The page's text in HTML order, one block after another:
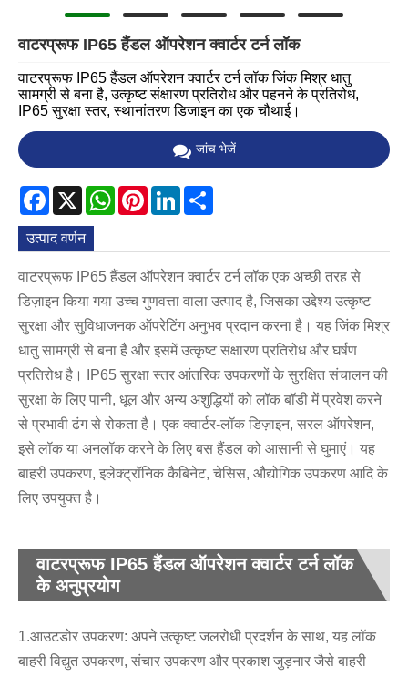
वाटरप्रूफ IP65 हैंडल ऑपरेशन क्वार्टर टर्न लॉक
वाटरप्रूफ IP65 हैंडल ऑपरेशन क्वार्टर टर्न लॉक जिंक मिश्र धातु
सामग्री से बना है, उत्कृष्ट संक्षारण प्रतिरोध और पहनने के प्रतिरोध,
IP65 सुरक्षा स्तर, स्थानांतरण डिजाइन का एक चौथाई।
जांच भेजें
Facebook
X WhatsApp
PinterestLinkedIn
उत्पाद वर्णन
वाटरप्रूफ IP65 हैंडल ऑपरेशन क्वार्टर टर्न लॉक एक अच्छी तरह से
डिज़ाइन किया गया उच्च गुणवत्ता वाला उत्पाद है, जिसका उद्देश्य उत्कृष्ट
सुरक्षा और सुविधाजनक ऑपरेटिंग अनुभव प्रदान करना है। यह जिंक मिश्र
धातु सामग्री से बना है और इसमें उत्कृष्ट संक्षारण प्रतिरोध और घर्षण
प्रतिरोध है। IP65 सुरक्षा स्तर आंतरिक उपकरणों के सुरक्षित संचालन की
सुरक्षा के लिए पानी, धूल और अन्य अशुद्धियों को लॉक बॉडी में प्रवेश करने
से प्रभावी ढंग से रोकता है। एक क्वार्टर-लॉक डिज़ाइन, सरल ऑपरेशन,
इसे लॉक या अनलॉक करने के लिए बस हैंडल को आसानी से घुमाएं। यह
बाहरी उपकरण, इलेक्ट्रॉनिक कैबिनेट, चेसिस, औद्योगिक उपकरण आदि के
लिए उपयुक्त है।
वाटरप्रूफ IP65 हैंडल ऑपरेशन क्वार्टर टर्न लॉक
के अनुप्रयोग
1.आउटडोर उपकरण: अपने उत्कृष्ट जलरोधी प्रदर्शन के साथ, यह लॉक
बाहरी विद्युत उपकरण, संचार उपकरण और प्रकाश जुड़नार जैसे बाहरी